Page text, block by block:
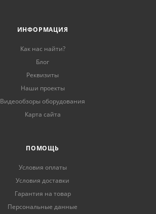
ИНФОРМАЦИЯ
Как нас найти?
Блог
Реквизиты
Наши проекты
Видеообзоры оборудования
Карта сайта
ПОМОЩЬ
Условия оплаты
Условия доставки
Гарантия на товар
Персональные данные